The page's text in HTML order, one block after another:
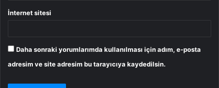
İnternet sitesi
Daha sonraki yorumlarımda kullanılması için adım, e-posta
adresim ve site adresim bu tarayıcıya kaydedilsin.